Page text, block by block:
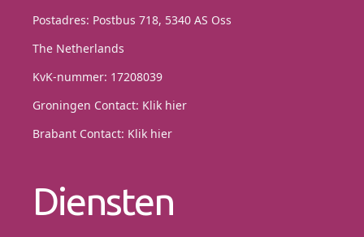
Postadres: Postbus 718, 5340 AS Oss
The Netherlands
KvK-nummer: 17208039
Groningen Contact: Klik hier
Brabant Contact: Klik hier
Diensten